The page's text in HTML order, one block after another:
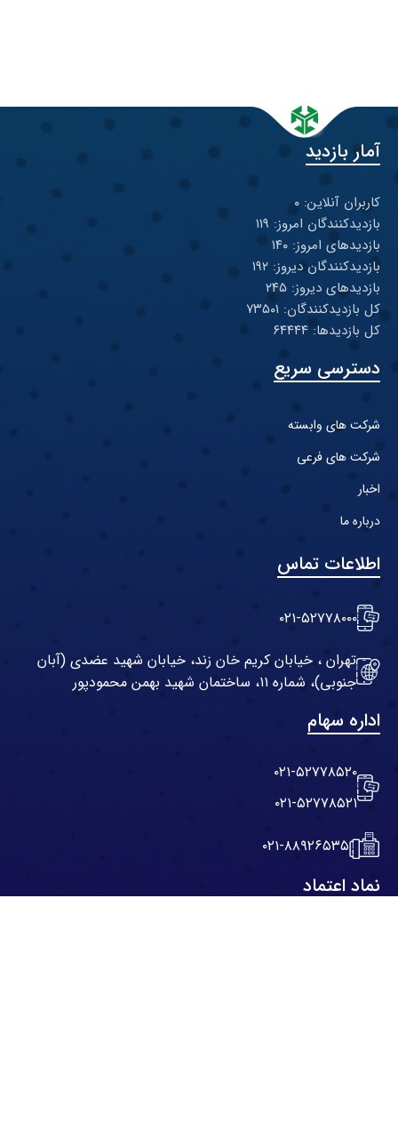
آمار بازدید
کاربران آنلاین: ۰
بازدیدکنندگان امروز: ۱۱۹
بازدیدهای امروز: ۱۴۰
بازدیدکنندگان دیروز: ۱۹۲
بازدیدهای دیروز: ۲۴۵
کل بازدیدکنند‌گان: ۷۳۵۰۱
کل بازدیدها: ۶۴۴۴۴
دسترسی سریع
شرکت های وابسته
شرکت های فرعی
اخبار
درباره ما
اطلاعات تماس
۰۲۱-۵۲۷۷۸۰۰۰
تهران ، خیابان کریم خان زند، خیابان شهید عضدی (آبان
جنوبی)، شماره ۱۱، ساختمان شهید بهمن محمودپور
اداره سهام
۰۲۱-۵۲۷۷۸۵۲۰
۰۲۱-۵۲۷۷۸۵۲۱
۰۲۱-۸۸۹۲۶۵۳۵
نماد اعتماد